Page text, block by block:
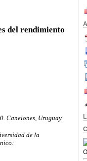
del rendimiento
Canelones, Uruguay.
de la